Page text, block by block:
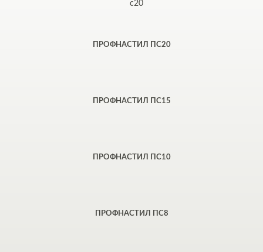
с20
ПРОФНАСТИЛ ПС20
ПРОФНАСТИЛ ПС15
ПРОФНАСТИЛ ПС10
ПРОФНАСТИЛ ПС8